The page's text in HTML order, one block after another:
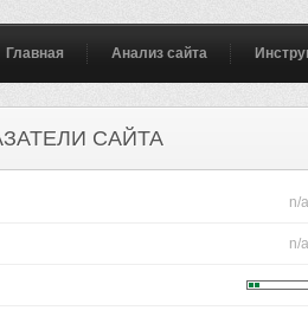
Главная Анализ сайта
САЙТА
n/a
n/a